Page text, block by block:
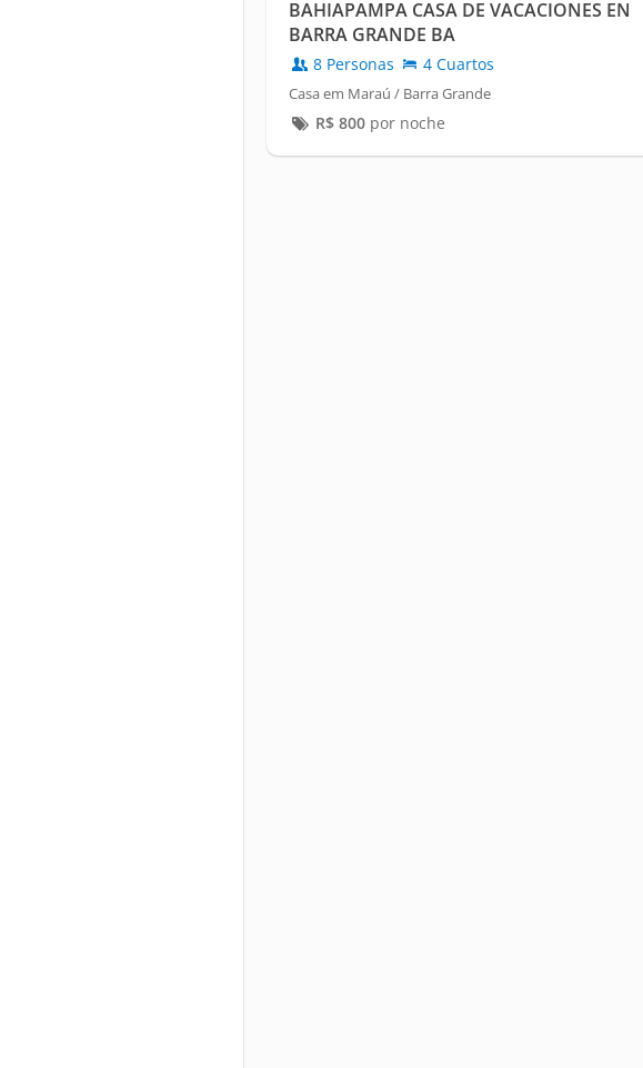
BAHIAPAMPA CASA DE VACACIONES EN
BARRA GRANDE BA
8 Personas 4 Cuartos
Casa em Maraú / Barra Grande
R$ 800por noche